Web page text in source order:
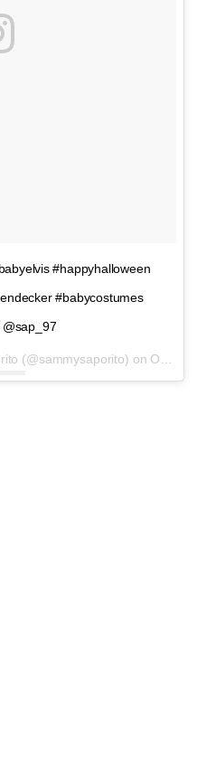
#happyhalloween
#babycostumes
(@sammysaporito) on Oct 31, 2016 at 10:16am PDT